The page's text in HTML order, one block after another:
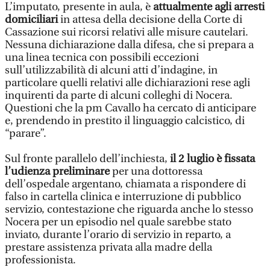
L’imputato, presente in aula, è attualmente agli arresti
domiciliariin attesa della decisione della Corte di
Cassazione sui ricorsi relativi alle misure cautelari.
Nessuna dichiarazione dalla difesa, che si prepara a
una linea tecnica con possibili eccezioni
sull’utilizzabilità di alcuni atti d’indagine, in
particolare quelli relativi alle dichiarazioni rese agli
inquirenti da parte di alcuni colleghi di Nocera.
Questioni che la pm Cavallo ha cercato di anticipare
e, prendendo in prestito il linguaggio calcistico, di
“parare”.
Sul fronte parallelo dell’inchiesta, il 2 luglio è fissata
l’udienza preliminareper una dottoressa
dell’ospedale argentano, chiamata a rispondere di
falso in cartella clinica e interruzione di pubblico
servizio, contestazione che riguarda anche lo stesso
Nocera per un episodio nel quale sarebbe stato
inviato, durante l’orario di servizio in reparto, a
prestare assistenza privata alla madre della
professionista.